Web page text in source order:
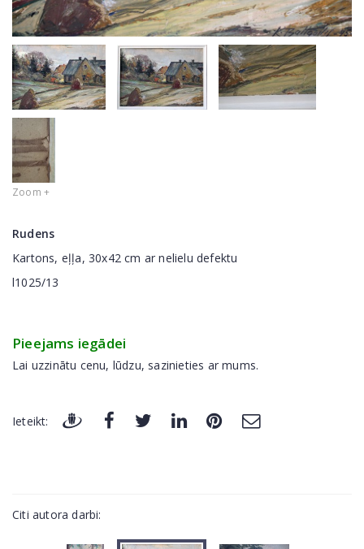
Zoom +
Rudens
Kartons, eļļa, 30x42 cm ar nelielu defektu
l1025/13
Pieejams iegādei
Lai uzzinātu cenu, lūdzu, sazinieties ar mums.
Ieteikt:
Citi autora darbi: